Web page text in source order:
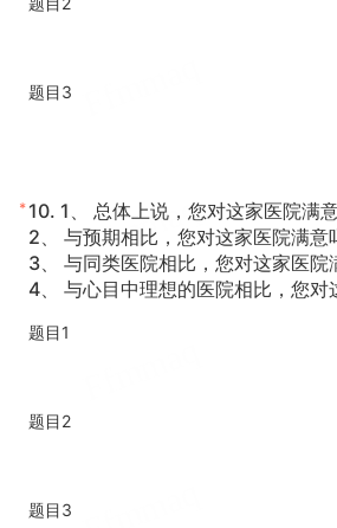
题目3
* 10. 1、 总体上说，您对这家医院满
2、 与预期相比，您对这家医院满意
3、 与同类医院相比，您对这家医院
4、 与心目中理想的医院相比，您对
题目1
题目2
题目3